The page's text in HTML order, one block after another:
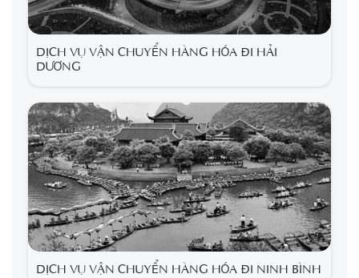
DỊCH VỤ VẬN CHUYỂN HÀNG HÓA ĐI HẢI
DƯƠNG
DỊCH VỤ VẬN CHUYỂN HÀNG HÓA ĐI NINH BÌNH